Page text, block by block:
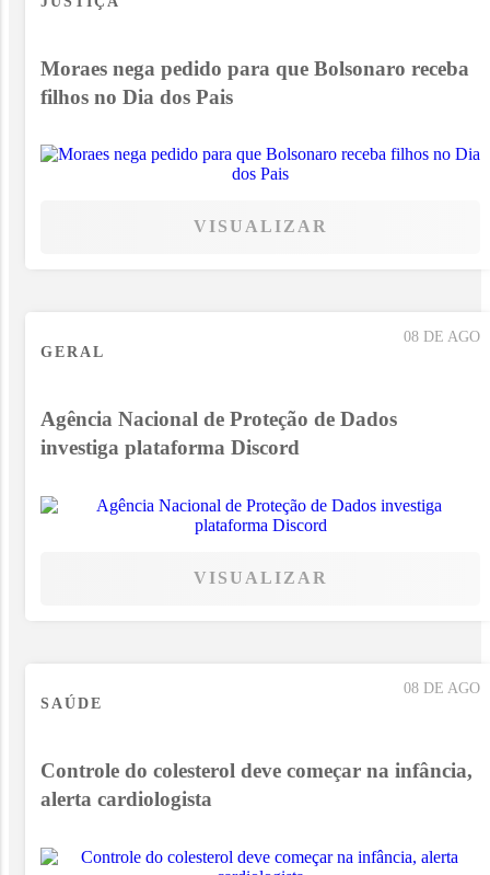
Moraes nega pedido para que Bolsonaro receba
filhos no Dia dos Pais
VISUALIZAR
08 DE AGO
GERAL
Agência Nacional de Proteção de Dados
investiga plataforma Discord
VISUALIZAR
08 DE AGO
SAÚDE
Controle do colesterol deve começar na infância,
alerta cardiologista